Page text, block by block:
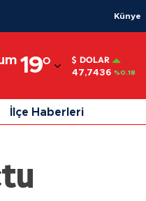
Künye
19° DOLAR
47,7436 %0.18
İlçe Haberleri